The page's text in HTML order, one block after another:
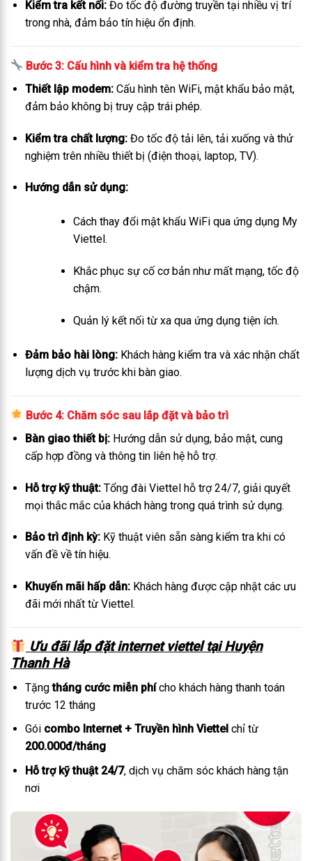
Kiểm tra kết nối:Đo tốc độ đường truyền tại nhiều vị trí
trong nhà, đảm bảo tín hiệu ổn định.
Bước 3: Cấu hình và kiểm tra hệ thống
Thiết lập modem:Cấu hình tên WiFi, mật khẩu bảo mật,
đảm bảo không bị truy cập trái phép.
Kiểm tra chất lượng:Đo tốc độ tải lên, tải xuống và thử
nghiệm trên nhiều thiết bị (điện thoại, laptop, TV).
Hướng dẫn sử dụng:
Cách thay đổi mật khẩu WiFi qua ứng dụng My
Viettel.
Khắc phục sự cố cơ bản như mất mạng, tốc độ
chậm.
Quản lý kết nối từ xa qua ứng dụng tiện ích.
Đảm bảo hài lòng:Khách hàng kiểm tra và xác nhận chất
lượng dịch vụ trước khi bàn giao.
Bước 4: Chăm sóc sau lắp đặt và bảo trì
Bàn giao thiết bị:Hướng dẫn sử dụng, bảo mật, cung
cấp hợp đồng và thông tin liên hệ hỗ trợ.
Hỗ trợ kỹ thuật:Tổng đài Viettel hỗ trợ 24/7, giải quyết
mọi thắc mắc của khách hàng trong quá trình sử dụng.
Bảo trì định kỳ:Kỹ thuật viên sẵn sàng kiểm tra khi có
vấn đề về tín hiệu.
Khuyến mãi hấp dẫn:Khách hàng được cập nhật các ưu
đãi mới nhất từ Viettel.
Ưu đãi lắp đặt internet viettel tại Huyện
Thanh Hà
Tặngtháng cước miễn phícho khách hàng thanh toán
trước 12 tháng
Gói combo Internet + Truyền hình Viettel chỉ từ
200.000đ/tháng
Hỗ trợ kỹ thuật 24/7, dịch vụ chăm sóc khách hàng tận
nơi